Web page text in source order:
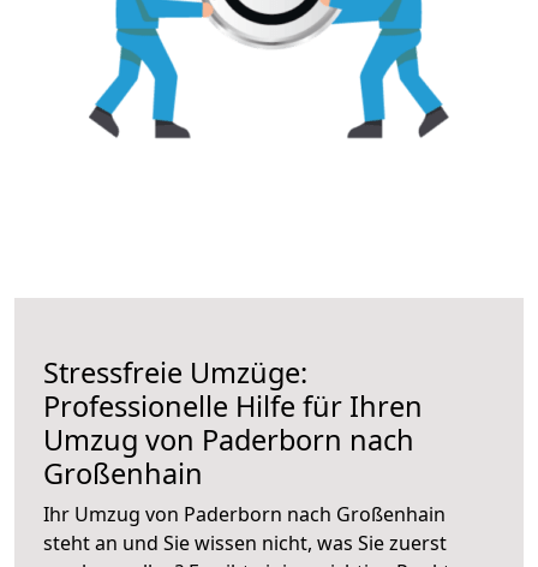
Stressfreie Umzüge:
Professionelle Hilfe für Ihren
Umzug von Paderborn nach
Großenhain
Ihr Umzug von Paderborn nach Großenhain
steht an und Sie wissen nicht, was Sie zuerst